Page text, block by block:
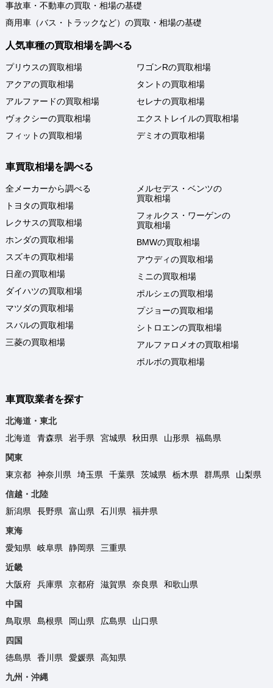
事故車・不動車の買取・相場の基礎
商用車（バス・トラックなど）の買取・相場の基礎
人気車種の買取相場を調べる
プリウスの買取相場
アクアの買取相場
アルファードの買取相場
ヴォクシーの買取相場
フィットの買取相場
ワゴンRの買取相場
タントの買取相場
セレナの買取相場
エクストレイルの買取相場
デミオの買取相場
車買取相場を調べる
全メーカーから調べる
トヨタの買取相場
レクサスの買取相場
ホンダの買取相場
スズキの買取相場
日産の買取相場
ダイハツの買取相場
マツダの買取相場
スバルの買取相場
三菱の買取相場
メルセデス・ベンツの
買取相場
フォルクス・ワーゲンの
買取相場
BMWの買取相場
アウディの買取相場
ミニの買取相場
ポルシェの買取相場
プジョーの買取相場
シトロエンの買取相場
アルファロメオの買取相場
ボルボの買取相場
車買取業者を探す
北海道・東北
北海道
青森県 岩手県 宮城県 秋田県 山形県
福島県
関東
東京都
神奈川県 埼玉県 千葉県 茨城県 栃木県 群馬県
山梨県
信越・北陸
新潟県
長野県 富山県 石川県
福井県
東海
愛知県
岐阜県 静岡県
三重県
近畿
大阪府
兵庫県 京都府 滋賀県 奈良県
和歌山県
中国
鳥取県
島根県 岡山県 広島県
山口県
四国
徳島県
香川県 愛媛県
高知県
九州・沖縄